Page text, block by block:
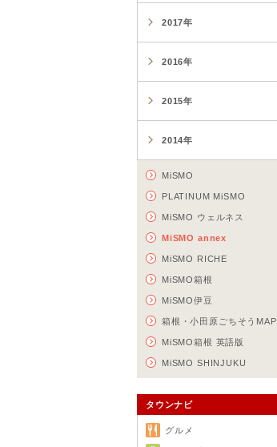
2017年
2016年
2015年
2014年
MiSMO
PLATINUM MiSMO
MiSMO ウェルネス
MiSMO annex
MiSMO RICHE
MiSMO箱根
MiSMO伊豆
箱根・小田原ごちそうMAP
MiSMO箱根 英語版
MiSMO SHINJUKU
タウンナビ
グルメ